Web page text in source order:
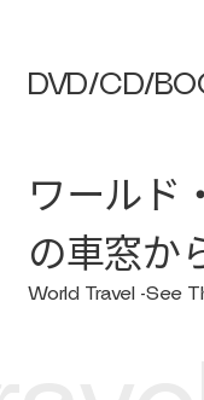
DVD/CD/
ワールド
の車窓か
World Travel -See